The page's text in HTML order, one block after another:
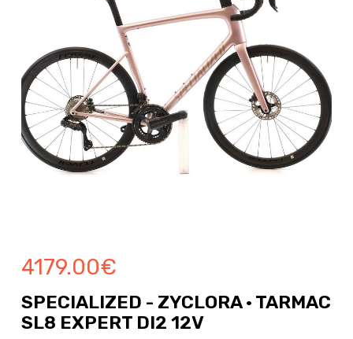
4179.00€
SPECIALIZED - ZYCLORA · TARMAC
SL8 EXPERT DI2 12V